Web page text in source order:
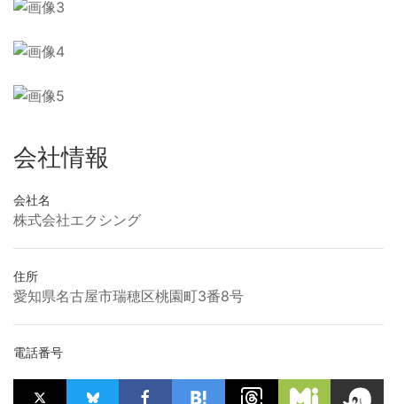
会社情報
会社名
株式会社エクシング
住所
愛知県名古屋市瑞穂区桃園町3番8号
電話番号